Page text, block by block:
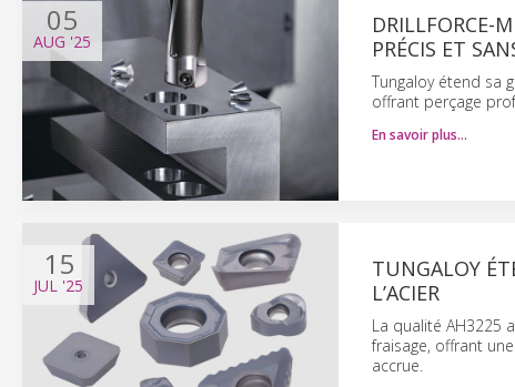
05
AUG '25
DRILLFORCE-
PRÉCIS ET
Tungaloy étend sa
offrant perçage
En savoir plus…
15
JUL '25
TUNGALOY
L’ACIER
La qualité AH3225
fraisage, offrant
accrue.